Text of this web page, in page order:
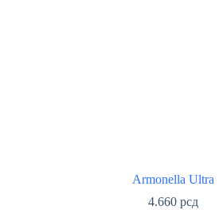
Armonella Ultra
4.660 рсд